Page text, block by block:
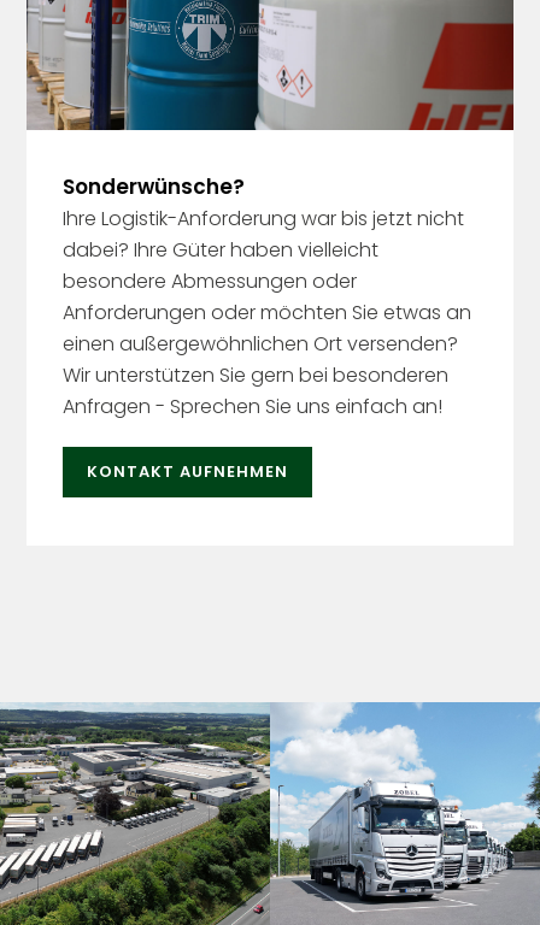
Sonderwünsche?
Ihre Logistik-Anforderung war bis jetzt nicht
dabei? Ihre Güter haben vielleicht
besondere Abmessungen oder
Anforderungen oder möchten Sie etwas an
einen außergewöhnlichen Ort versenden?
Wir unterstützen Sie gern bei besonderen
Anfragen - Sprechen Sie uns einfach an!
KONTAKT AUFNEHMEN